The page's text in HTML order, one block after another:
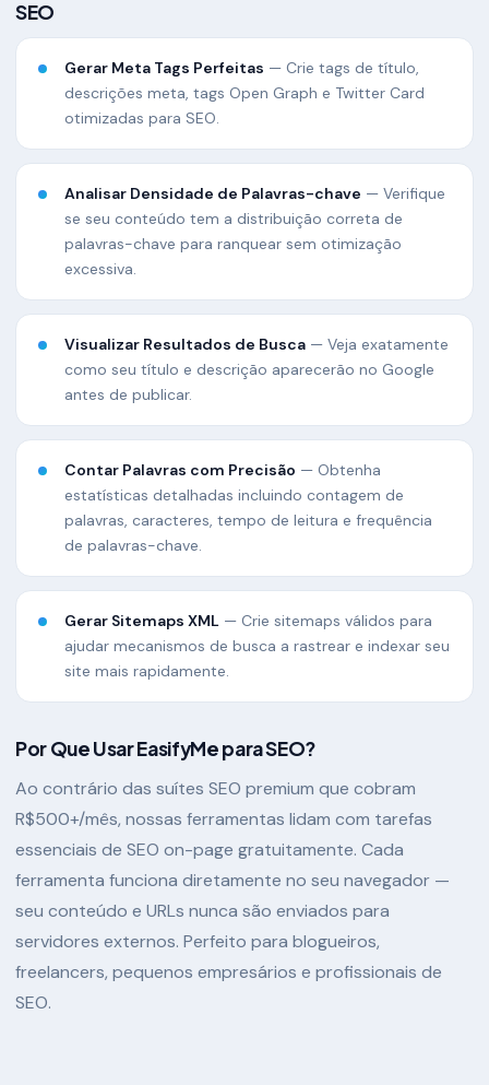
SEO
Gerar Meta Tags Perfeitas — Crie tags de título,
descrições meta, tags Open Graph e Twitter Card
otimizadas para SEO.
Analisar Densidade de Palavras-chave — Verifique
se seu conteúdo tem a distribuição correta de
palavras-chave para ranquear sem otimização
excessiva.
Visualizar Resultados de Busca — Veja exatamente
como seu título e descrição aparecerão no Google
antes de publicar.
Contar Palavras com Precisão — Obtenha
estatísticas detalhadas incluindo contagem de
palavras, caracteres, tempo de leitura e frequência
de palavras-chave.
Gerar Sitemaps XML — Crie sitemaps válidos para
ajudar mecanismos de busca a rastrear e indexar seu
site mais rapidamente.
Por Que Usar EasifyMe para SEO?
Ao contrário das suítes SEO premium que cobram
R$500+/mês, nossas ferramentas lidam com tarefas
essenciais de SEO on-page gratuitamente. Cada
ferramenta funciona diretamente no seu navegador —
seu conteúdo e URLs nunca são enviados para
servidores externos. Perfeito para blogueiros,
freelancers, pequenos empresários e profissionais de
SEO.